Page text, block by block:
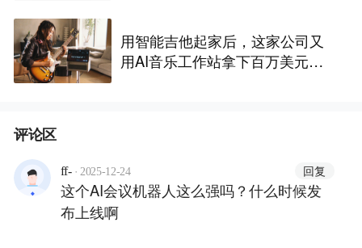
用智能吉他起家后，这家公司又
用AI音乐工作站拿下百万美元众
评论区
ff- · 2025-12-24 回复
这个AI会议机器人这么强吗？什么时候发
布上线啊